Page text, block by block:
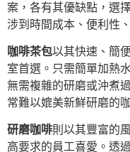
案，各有其優缺點，選
涉到時間成本、便利性
咖啡茶包以其快速、簡
室首選。只需簡單加熱
無需複雜的研磨或沖煮
常難以媲美新鮮研磨的
研磨咖啡則以其豐富的
高要求的員工喜愛。透